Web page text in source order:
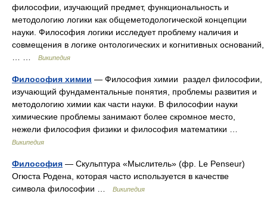
философии, изучающий предмет, функциональность и
методологию логики как общеметодологической концепции
науки. Философия логики исследует проблему наличия и
совмещения в логике онтологических и когнитивных оснований,
Википедия
Философия химии — Философия химии раздел философии,
изучающий фундаментальные понятия, проблемы развития и
методологию химии как части науки. В философии науки
химические проблемы занимают более скромное место,
нежели философия физики и философия математики …
Википедия
Философия — Скульптура «Мыслитель» (фр. Le Penseur)
Огюста Родена, которая часто используется в качестве
символа философии …
Википедия